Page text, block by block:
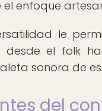
enfoque
le
desde el folk
sonora de
del